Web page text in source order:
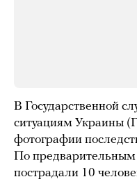
В Государственной
ситуациям Украины
фотографии
По
пострадали 10